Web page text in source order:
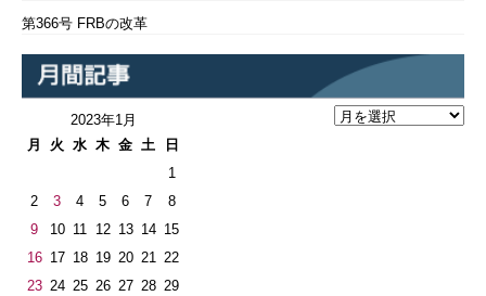
第366号 FRBの改革
2023年1月
月
火 水 木 金 土 日
1
2
3 4 5 6 7
8
9
10 11 12 13 14 15
16 17 18 19 20 21 22
23 24 25 26 27 28 29